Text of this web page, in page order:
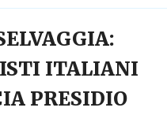
ITALIANI
PRESIDIO